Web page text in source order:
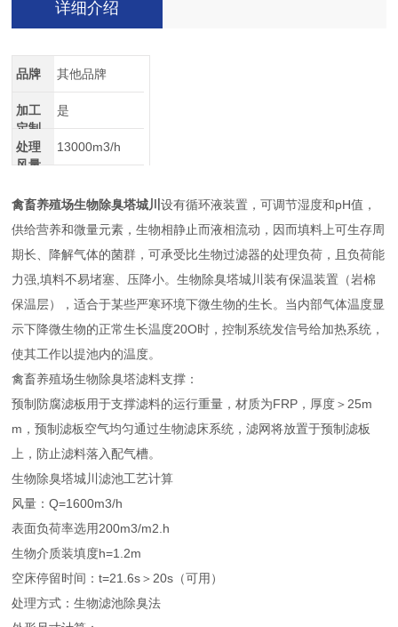
详细介绍
品牌 其他品牌
加工
定制
是
处理
风量
13000m3/h
禽畜养殖场生物除臭塔城川设有循环液装置，可调节湿度和pH值，
供给营养和微量元素，生物相静止而液相流动，因而填料上可生存周
期长、降解气体的菌群，可承受比生物过滤器的处理负荷，且负荷能
力强,填料不易堵塞、压降小。生物除臭塔城川装有保温装置（岩棉
保温层），适合于某些严寒环境下微生物的生长。当内部气体温度显
示下降微生物的正常生长温度20O时，控制系统发信号给加热系统，
使其工作以提池内的温度。
禽畜养殖场生物除臭塔滤料支撑：
预制防腐滤板用于支撑滤料的运行重量，材质为FRP，厚度＞25m
m，预制滤板空气均匀通过生物滤床系统，滤网将放置于预制滤板
上，防止滤料落入配气槽。
生物除臭塔城川滤池工艺计算
风量：Q=1600m3/h
表面负荷率选用200m3/m2.h
生物介质装填度h=1.2m
空床停留时间：t=21.6s＞20s（可用）
处理方式：生物滤池除臭法